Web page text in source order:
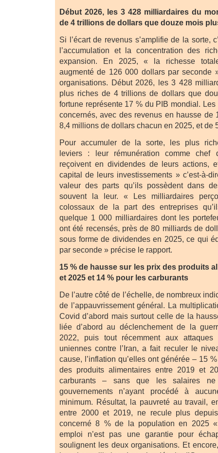
Début 2026, les 3 428 milliardaires du
de 4 trillions de dollars que douze mois
Si l’écart de revenus s’amplifie de la sorte,
l’accumulation et la concentration des
expansion. En 2025, « la richesse
augmenté de 126 000 dollars par seconde
organisations. Début 2026, les 3 428
plus riches de 4 trillions de dollars que
fortune représente 17 % du PIB mondial.
concernés, avec des revenus en hausse de
8,4 millions de dollars chacun en 2025, et de
Pour accumuler de la sorte, les plus
leviers : leur rémunération comme chef
reçoivent en dividendes de leurs actions,
capital de leurs investissements » c’est-à-
valeur des parts qu’ils possèdent dans
souvent la leur. « Les milliardaires
colossaux de la part des entreprises
quelque 1 000 milliardaires dont les
ont été recensés, près de 80 milliards de
sous forme de dividendes en 2025, ce qui
par seconde » précise le rapport.
15 % de hausse sur les prix des produits
et 2025 et 14 % pour les carburants
De l’autre côté de l’échelle, de nombreux
de l’appauvrissement général. La
Covid d’abord mais surtout celle de la
liée d’abord au déclenchement de la
2022, puis tout récemment aux attaques
uniennes contre l’Iran, a fait reculer le
cause, l’inflation qu’elles ont générée – 15
des produits alimentaires entre 2019 et
carburants – sans que les salaires
gouvernements n’ayant procédé à
minimum. Résultat, la pauvreté au travail,
entre 2000 et 2019, ne recule plus
concerné 8 % de la population en 2025 «
emploi n’est pas une garantie pour
soulignent les deux organisations. Et